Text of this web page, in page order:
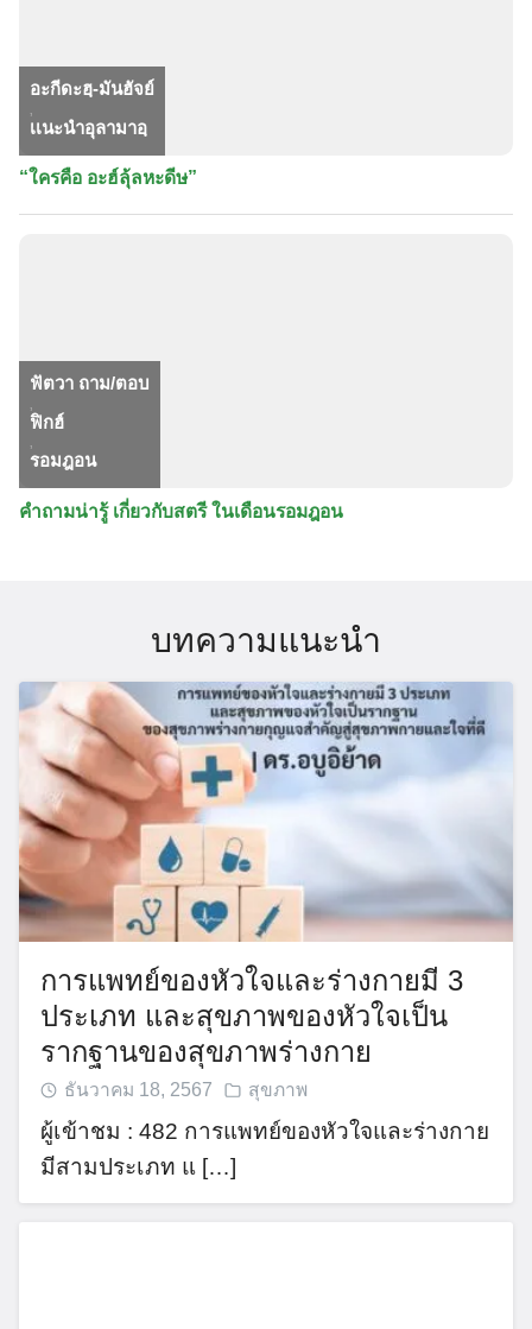
อะกีดะฮฺ-มันฮัจย์
,
เเนะนำอุลามาอฺ
“ใครคือ อะฮ์ลุ้ลหะดีษ”
ฟัตวา ถาม/ตอบ
ฟิกฮ์
,
รอมฎอน
คำถามน่ารู้ เกี่ยวกับสตรี ในเดือนรอมฎอน
บทความแนะนำ
การแพทย์ของหัวใจและร่างกายมี 3
ประเภท และสุขภาพของหัวใจเป็น
รากฐานของสุขภาพร่างกาย
ธันวาคม 18, 2567 สุขภาพ
ผู้เข้าชม : 482 การแพทย์ของหัวใจและร่างกาย
มีสามประเภท แ […]